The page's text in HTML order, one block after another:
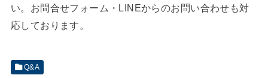
い。お問合せフォーム・LINEからのお問い合わせも対
応しております。
Q&A